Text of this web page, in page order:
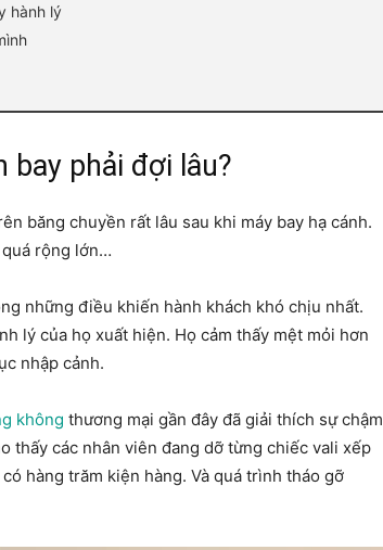
hành lý
bay phải đợi lâu?
băng chuyền rất lâu sau khi máy bay hạ cánh.
rộng lớn…
những điều khiến hành khách khó chịu nhất.
lý của họ xuất hiện. Họ cảm thấy mệt mỏi hơn
nhập cảnh.
không thương mại gần đây đã giải thích sự chậm
thấy các nhân viên đang dỡ từng chiếc vali xếp
hàng trăm kiện hàng. Và quá trình tháo gỡ